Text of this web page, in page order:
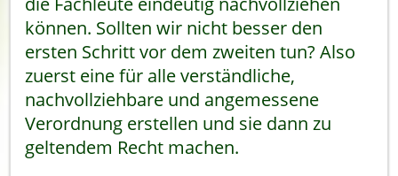
können. Sollten wir nicht besser den
ersten Schritt vor dem zweiten tun? Also
zuerst eine für alle verständliche,
nachvollziehbare und angemessene
Verordnung erstellen und sie dann zu
geltendem Recht machen.